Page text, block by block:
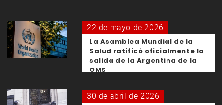
22 de mayo de 2026
La Asamblea Mundial de la
Salud ratificó oficialmente la
salida de la Argentina de la
OMS
30 de abril de 2026